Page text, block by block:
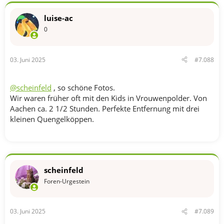
k
o
:
luise-ac
0
03. Juni 2025 #7.088
@scheinfeld , so schöne Fotos.
Wir waren früher oft mit den Kids in Vrouwenpolder. Von
Aachen ca. 2 1/2 Stunden. Perfekte Entfernung mit drei
kleinen Quengelköppen.
scheinfeld
Foren-Urgestein
03. Juni 2025 #7.089